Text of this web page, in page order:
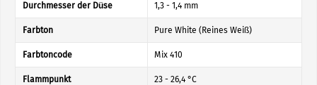
Durchmesser der Düse 1,3 - 1,4 mm
Farbton Pure White (Reines Weiß)
Farbtoncode Mix 410
Flammpunkt 23 - 26,4 °C